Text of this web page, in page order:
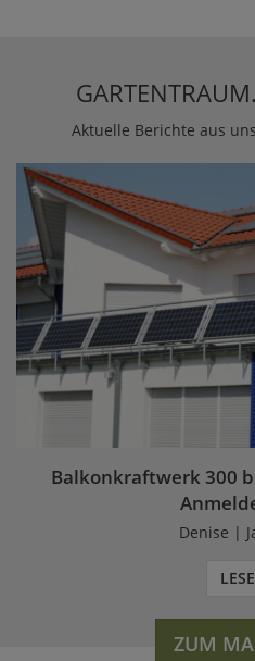
Aktuelle Berichte aus
Balkonkraftwerk 300
Denise |
ZUM